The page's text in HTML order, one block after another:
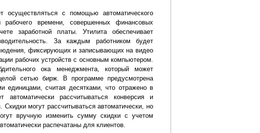
осуществляться с помощью автоматического
рабочего времени, совершенных финансовых
заработной платы. Утилита обеспечивает
За каждым работником будет
фиксирующих и записывающих на видео
рабочих устройств с основным компьютером.
ока менеджмента, который может
сетью бирж. В программе предусмотрена
единицами, считая десятками, что отражено в
рассчитываться конверсия и
могут рассчитываться автоматически, но
вручную изменить сумму скидки с учетом
распечатаны для клиентов.